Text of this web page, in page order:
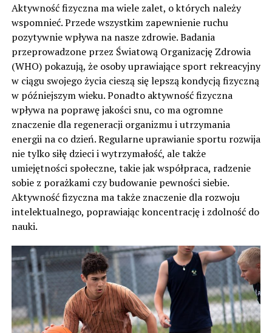
Aktywność fizyczna ma wiele zalet, o których należy
wspomnieć. Przede wszystkim zapewnienie ruchu
pozytywnie wpływa na nasze zdrowie. Badania
przeprowadzone przez Światową Organizację Zdrowia
(WHO) pokazują, że osoby uprawiające sport rekreacyjny
w ciągu swojego życia cieszą się lepszą kondycją fizyczną
w późniejszym wieku. Ponadto aktywność fizyczna
wpływa na poprawę jakości snu, co ma ogromne
znaczenie dla regeneracji organizmu i utrzymania
energii na co dzień. Regularne uprawianie sportu rozwija
nie tylko siłę dzieci i wytrzymałość, ale także
umiejętności społeczne, takie jak współpraca, radzenie
sobie z porażkami czy budowanie pewności siebie.
Aktywność fizyczna ma także znaczenie dla rozwoju
intelektualnego, poprawiając koncentrację i zdolność do
nauki.